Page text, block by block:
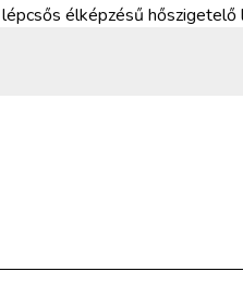
élképzésű